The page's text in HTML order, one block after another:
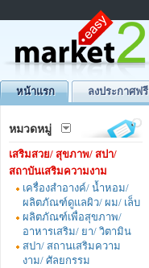
หน้าแรก ลงประกาศฟรี
หมวดหมู่
เสริมสวย/ สุขภาพ/ สปา/
สถาบันเสริมความงาม
เครื่องสำอางค์/ น้ำหอม/
ผลิตภัณฑ์ดูแลผิว/ ผม/ เล็บ
ผลิตภัณฑ์เพื่อสุขภาพ/
อาหารเสริม/ ยา/ วิตามิน
สปา/ สถานเสริมความ
งาม/ ศัลยกรรม